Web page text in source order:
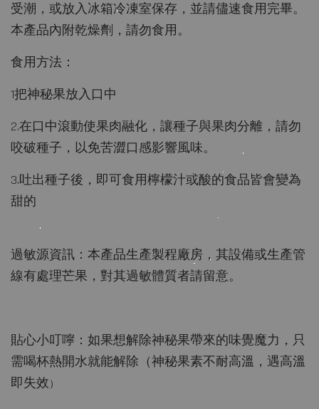
受潮，或放入冰箱冷凍室保存，並請儘速食用完畢。
本產品內附乾燥劑，請勿食用。
食用方法：
1把神秘果放入口中
2.在口中滾動使果肉融化，讓種子與果肉分離，請勿
咬破種子，以免苦澀口感影響風味。
3.吐出種子後，即可食用檸檬汁或酸的食品皆會變為
甜的
過敏源資訊：本產品生產製程廠房，其設備或生產管
線有處理芒果，對其過敏體質者請留意。
貼心小叮嚀：如果想解除神秘果帶來的味覺魔力，只
需喝杯熱開水就能解除（神秘果素不耐高溫，遇高溫
即失效）